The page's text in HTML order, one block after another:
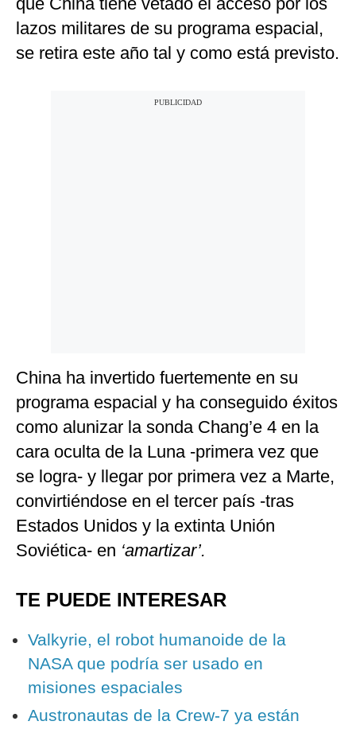
lazos militares de su programa espacial,
se retira este año tal y como está previsto.
China ha invertido fuertemente en su
programa espacial y ha conseguido éxitos
como alunizar la sonda Chang’e 4 en la
cara oculta de la Luna -primera vez que
se logra- y llegar por primera vez a Marte,
convirtiéndose en el tercer país -tras
Estados Unidos y la extinta Unión
Soviética- en ‘amartizar’.
TE PUEDE INTERESAR
Valkyrie, el robot humanoide de la
NASA que podría ser usado en
misiones espaciales
Austronautas de la Crew-7 ya están